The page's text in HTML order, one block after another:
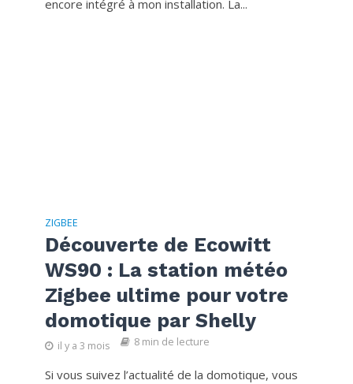
encore intégré à mon installation. La...
ZIGBEE
Découverte de Ecowitt
WS90 : La station météo
Zigbee ultime pour votre
domotique par Shelly
il y a 3 mois 8 min de lecture
Si vous suivez l’actualité de la domotique, vous